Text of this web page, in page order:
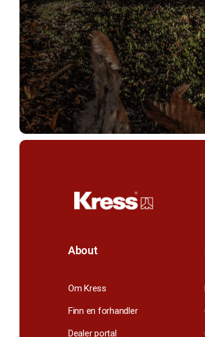
About
Om Kress
Finn en forhandler
Dealer portal